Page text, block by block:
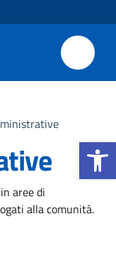
Apri la
aree di
alla comunità.